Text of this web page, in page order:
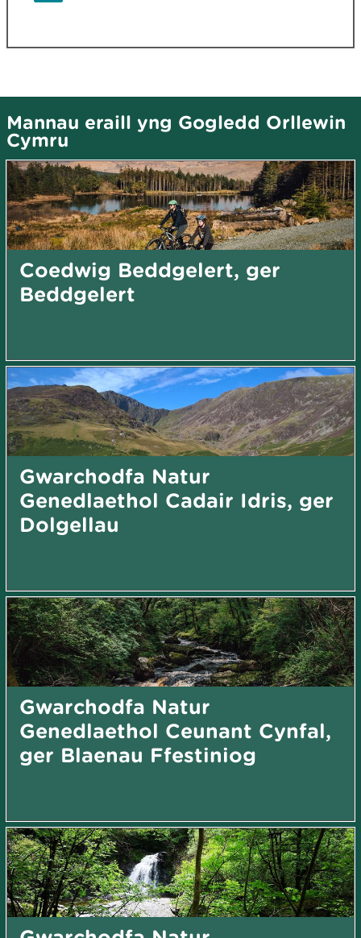
Mannau eraill yng Gogledd Orllewin
Cymru
Coedwig Beddgelert, ger
Beddgelert
Gwarchodfa Natur
Genedlaethol Cadair Idris, ger
Dolgellau
Gwarchodfa Natur
Genedlaethol Ceunant Cynfal,
ger Blaenau Ffestiniog